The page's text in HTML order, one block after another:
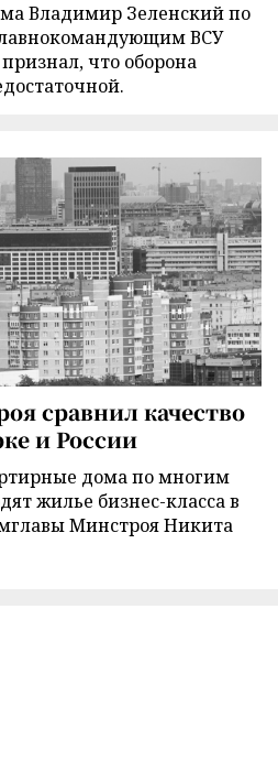
Владимир Зеленский по
ВСУ
что оборона
сравнил качество
и России
дома по многим
жилье бизнес-класса в
Минстроя Никита